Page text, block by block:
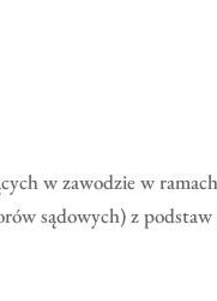
w zawodzie w
sądowych) z